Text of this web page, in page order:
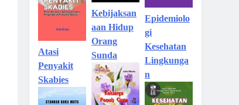
Atasi
Penyakit
Skabies
Kebijaksan
aan Hidup
Orang
Sunda
Epidemiolo
gi
Kesehatan
Lingkunga
n